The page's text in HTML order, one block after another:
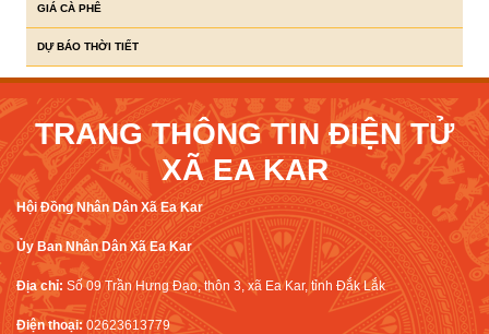
GIÁ CÀ PHÊ
DỰ BÁO THỜI TIẾT
TRANG THÔNG TIN ĐIỆN TỬ
XÃ EA KAR
Hội Đồng Nhân Dân Xã Ea Kar
Ủy Ban Nhân Dân Xã Ea Kar
Địa chỉ: Số 09 Trần Hưng Đạo, thôn 3, xã Ea Kar, tỉnh Đắk Lắk
Điện thoại: 02623613779